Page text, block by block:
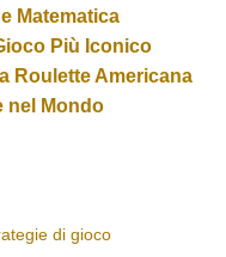
Matematica
Più Iconico
Roulette Americana
nel Mondo
di gioco